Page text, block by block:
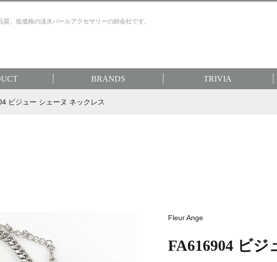
、低価格の淡水パールアクセサリーの卸会社です。
BRANDS TRIVIA
ビジュー シェーヌ ネックレス
Fleur Ange
FA616904 ビ